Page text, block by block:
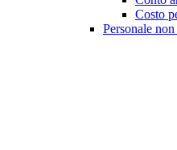
Costo
Personale